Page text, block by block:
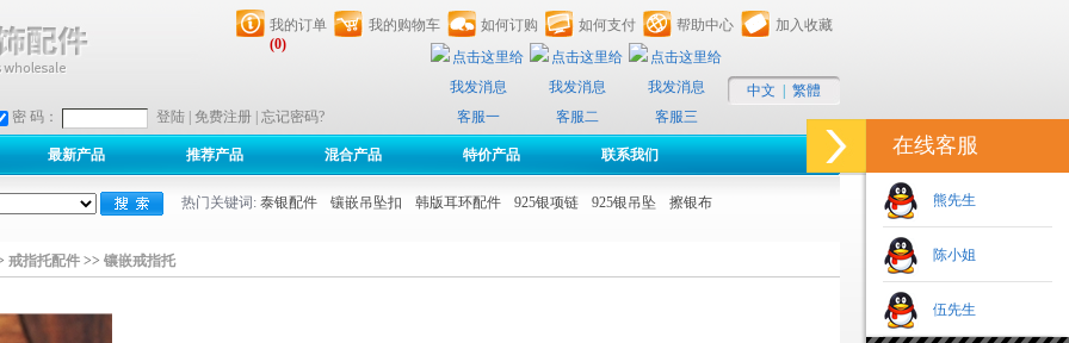
密 码： 登陆 免费注册 忘记密码? 客服一 客服二 客服三
中文 繁體
我的订单
(0)
我的购物车 如何订购 如何支付 帮助中心 加入收藏
最新产品 推荐产品 混合产品 特价产品 联系我们
热门关键词: 泰银配件 镶嵌吊坠扣 韩版耳环配件 925银项链 925银吊坠 擦银布
戒指托配件 >> 镶嵌戒指托
在线客服
熊先生
陈小姐
伍先生